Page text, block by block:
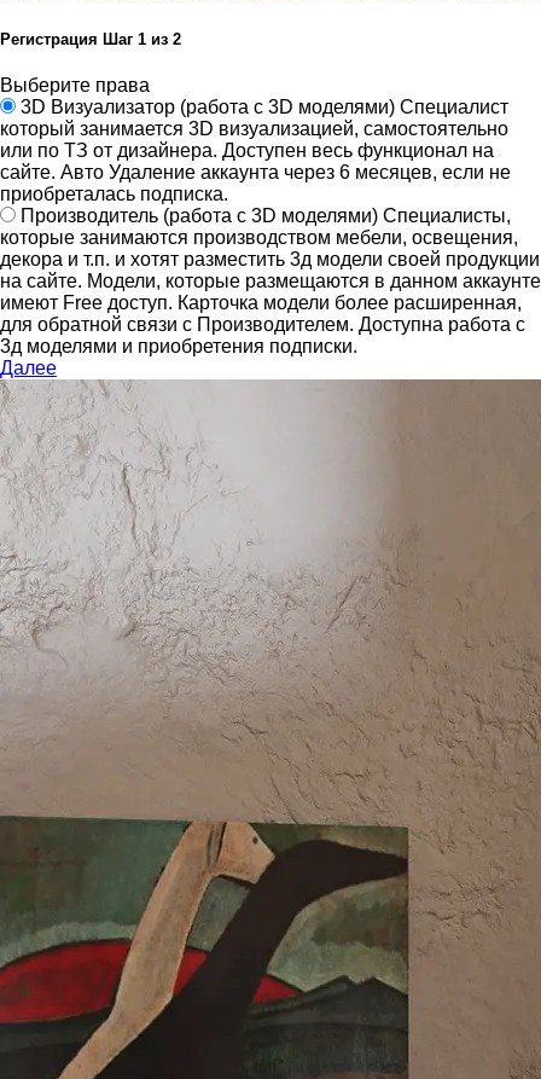
Регистрация Шаг 1 из 2
Выберите права
3D Визуализатор (работа с 3D моделями) Специалист
который занимается 3D визуализацией, самостоятельно
или по ТЗ от дизайнера. Доступен весь функционал на
сайте. Авто Удаление аккаунта через 6 месяцев, если не
приобреталась подписка.
Производитель (работа с 3D моделями) Специалисты,
которые занимаются производством мебели, освещения,
декора и т.п. и хотят разместить 3д модели своей продукции
на сайте. Модели, которые размещаются в данном аккаунте
имеют Free доступ. Карточка модели более расширенная,
для обратной связи с Производителем. Доступна работа с
3д моделями и приобретения подписки.
Далее